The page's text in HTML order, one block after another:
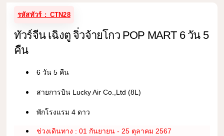
รหัสทัวร์ : CTN28
ทัวร์จีน เฉิงตู จิ่วจ้ายโกว POP MART 6 วัน 5
คืน
6 วัน 5 คืน
สายการบิน Lucky Air Co.,Ltd (8L)
พักโรงแรม 4 ดาว
ช่วงเดินทาง : 01 กันยายน - 25 ตุลาคม 2567